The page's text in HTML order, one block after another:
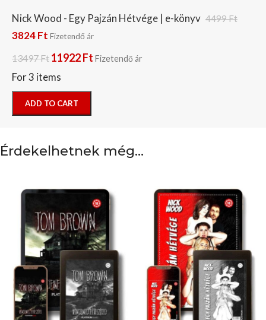
Nick Wood - Egy Pajzán Hétvége | e-könyv 4499Ft
3824Ft Fizetendő ár
13497Ft 11922Ft Fizetendő ár
For 3 items
ADD TO CART
Érdekelhetnek még…